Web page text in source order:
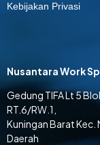
Kebijakan Privasi
Nusantara Work
Gedung TIFA Lt 5
RT.6/RW.1,
Kuningan Barat
Daerah